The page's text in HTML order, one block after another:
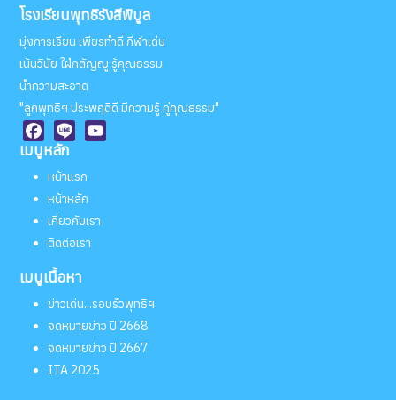
โรงเรียนพุทธิรังสีพิบูล
มุ่งการเรียน เพียรทำดี กีฬาเด่น
เน้นวินัย ใฝ่กตัญญู รู้คุณธรรม
นำความสะอาด
"ลูกพุทธิฯ ประพฤติดี มีความรู้ คู่คุณธรรม"
Facebook
Line
เมนูหลัก
หน้าแรก
หน้าหลัก
เกี่ยวกับเรา
ติดต่อเรา
เมนูเนื้อหา
ข่าวเด่น...รอบรั้วพุทธิฯ
จดหมายข่าว ปี 2668
จดหมายข่าว ปี 2667
ITA 2025